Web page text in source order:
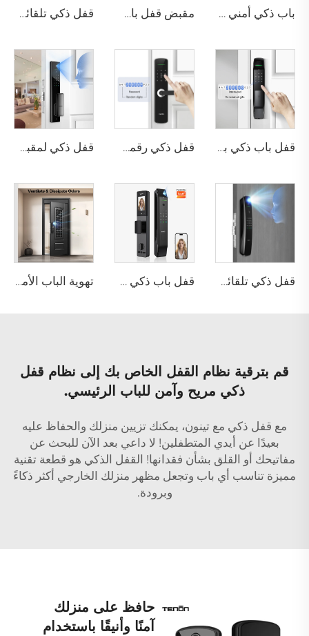
باب ذكي أمني فاخر من الألومنيوم للاستخدام السكني الرئيسي M8 مقبض قفل باب بصمة الإصبع المنزلي Tuya T15 قفل ذكي تلقائي للباب باستخدام بصمة الوجه D7 Pro
قفل باب ذكي بالمفتاح البيومتري مع واي فاي وبطاقة شبكة RFID + مفتاح ميكانيكي + بطاقة A2 قفل ذكي رقمي بصمة الإصبع مع مقبض ودبوس وكارت Tenon E3 قفل ذكي لمقبض الباب بدون مفتاح باستخدام كلمة المرور الرقمية وتقنية RFID وNFC وبصمة الإصبع مع كاميرا Tuya WiFi Tenon A5 Pro
قفل ذكي تلقائي للهوية مع كاميرا وجه وبصمة عبر واي فاي Tuya Tenon A9 Pro قفل باب ذكي مسح ثلاثي الأبعاد للوجه مع شبكة Tuya WiFi قابل للإلغاء Tenon D2 Pro تهوية الباب الأمامي الفولاذي الأمان للداخل والخارج قاعة فيلا MT1
قم بترقية نظام القفل الخاص بك إلى نظام قفل
ذكي مريح وآمن للباب الرئيسي.
مع قفل ذكي مع تينون، يمكنك تزيين منزلك والحفاظ عليه
بعيدًا عن أيدي المتطفلين! لا داعي بعد الآن للبحث عن
مفاتيحك أو القلق بشأن فقدانها! القفل الذكي هو قطعة تقنية
مميزة تناسب أي باب وتجعل مظهر منزلك الخارجي أكثر ذكاءً
وبرودة.
حافظ على منزلك
آمنًا وأنيقًا باستخدام